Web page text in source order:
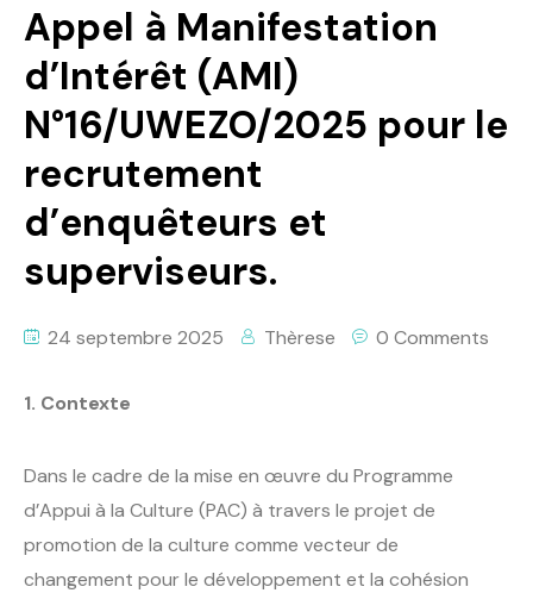
Appel à Manifestation
d’Intérêt (AMI)
N°16/UWEZO/2025 pour le
recrutement
d’enquêteurs et
superviseurs.
24 septembre 2025 Thèrese 0 Comments
1. Contexte
Dans le cadre de la mise en œuvre du Programme
d’Appui à la Culture (PAC) à travers le projet de
promotion de la culture comme vecteur de
changement pour le développement et la cohésion